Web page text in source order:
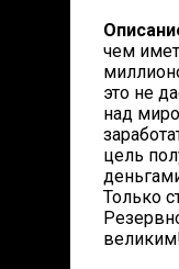
чем
это не
над
цель
Только